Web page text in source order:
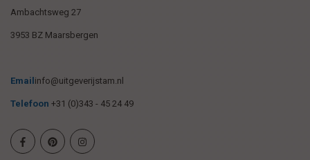
Ambachtsweg 27
3953 BZ Maarsbergen
Email info@uitgeverijstam.nl
Telefoon +31 (0)343 - 45 24 49